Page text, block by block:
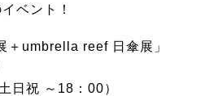
ベント！
umbrella reef 日傘展」
日祝 ～18：00）